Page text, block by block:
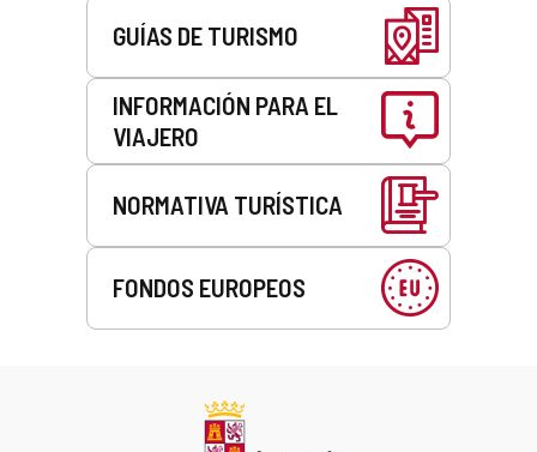
GUÍAS DE TURISMO
INFORMACIÓN PARA EL
VIAJERO
NORMATIVA TURÍSTICA
FONDOS EUROPEOS